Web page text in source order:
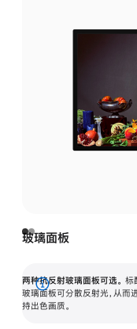
玻璃面板
两种抗反射玻璃面板可选。 标
玻璃面板可分散反射光，从而
持出色画质。
展
开